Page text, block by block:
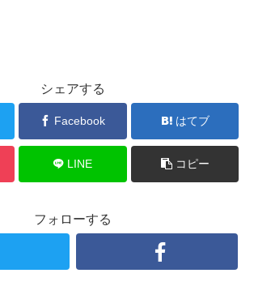
シェアする
Facebook はてブ
LINE コピー
フォローする